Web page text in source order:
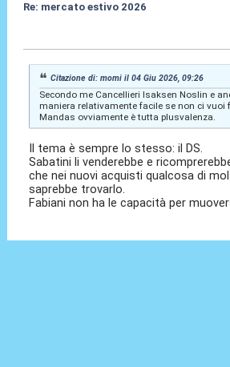
Re: mercato estivo 2026
Citazione di: momi il 04 Giu 2026, 09:26
Secondo me Cancellieri Isaksen Noslin e
maniera relativamente facile se non ci vuoi
Mandas ovviamente è tutta plusvalenza.
Il tema è sempre lo stesso: il DS.
Sabatini li venderebbe e
che nei nuovi acquisti qualcosa di
saprebbe trovarlo.
Fabiani non ha le capacità per